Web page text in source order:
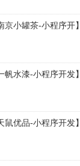
京小罐茶-小程序开】
帆水漆-小程序开发】
鼠优品-小程序开发】